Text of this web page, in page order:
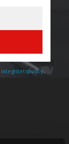
integritetspolicy.